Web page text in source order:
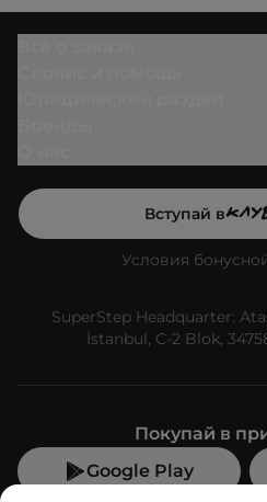
Вступай в
Условия
SuperStep Headquarter:
İstanbul, C-2 Blok,
Покупай в
Google Play